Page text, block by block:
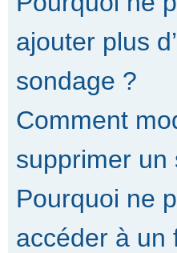
ajouter plus
sondage ?
Comment
supprimer un
Pourquoi ne
accéder à un